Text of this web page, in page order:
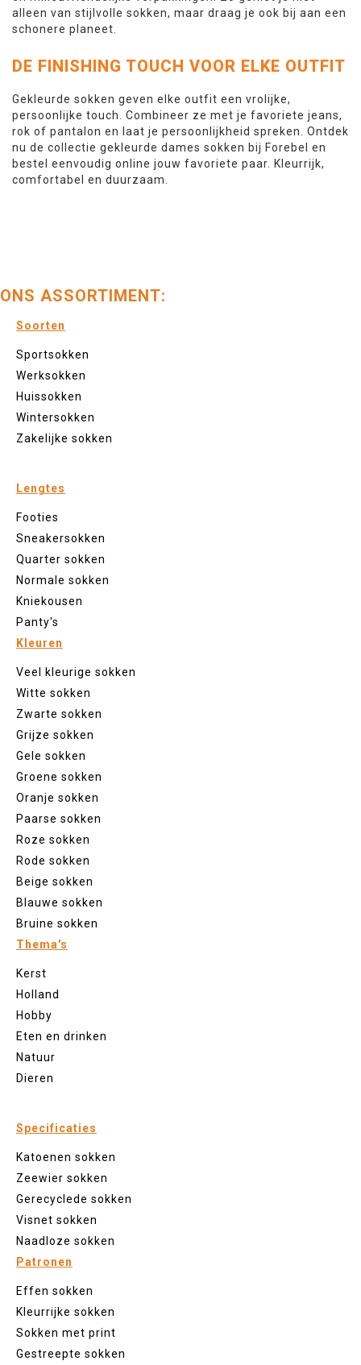
alleen van stijlvolle sokken, maar draag je ook bij aan een
schonere planeet.
DE FINISHING TOUCH VOOR ELKE OUTFIT
Gekleurde sokken geven elke outfit een vrolijke,
persoonlijke touch. Combineer ze met je favoriete jeans,
rok of pantalon en laat je persoonlijkheid spreken. Ontdek
nu de collectie gekleurde dames sokken bij Forebel en
bestel eenvoudig online jouw favoriete paar. Kleurrijk,
comfortabel en duurzaam.
ONS ASSORTIMENT:
Soorten
Sportsokken
Werksokken
Huissokken
Wintersokken
Zakelijke sokken
Lengtes
Footies
Sneakersokken
Quarter sokken
Normale sokken
Kniekousen
Panty's
Kleuren
Veel kleurige sokken
Witte sokken
Zwarte sokken
Grijze sokken
Gele sokken
Groene sokken
Oranje sokken
Paarse sokken
Roze sokken
Rode sokken
Beige sokken
Blauwe sokken
Bruine sokken
Thema's
Kerst
Holland
Hobby
Eten en drinken
Natuur
Dieren
Specificaties
Katoenen sokken
Zeewier sokken
Gerecyclede sokken
Visnet sokken
Naadloze sokken
Patronen
Effen sokken
Kleurrijke sokken
Sokken met print
Gestreepte sokken